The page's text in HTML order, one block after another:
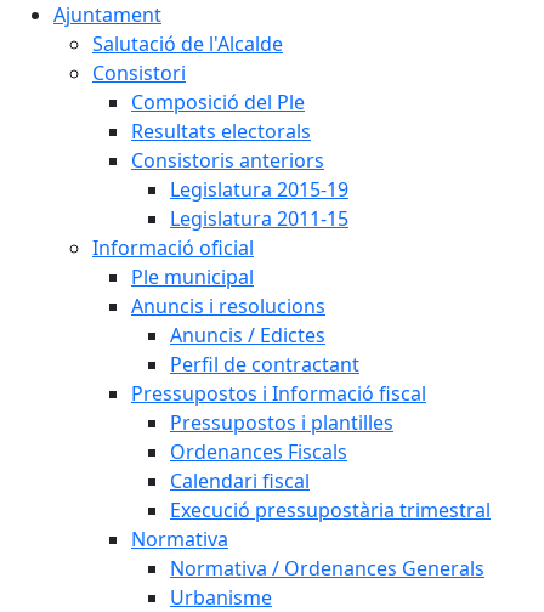
Ajuntament
Salutació de l'Alcalde
Consistori
Composició del Ple
Resultats electorals
Consistoris anteriors
Legislatura 2015-19
Legislatura 2011-15
Informació oficial
Ple municipal
Anuncis i resolucions
Anuncis / Edictes
Perfil de contractant
Pressupostos i Informació fiscal
Pressupostos i plantilles
Ordenances Fiscals
Calendari fiscal
Execució pressupostària trimestral
Normativa
Normativa / Ordenances Generals
Urbanisme